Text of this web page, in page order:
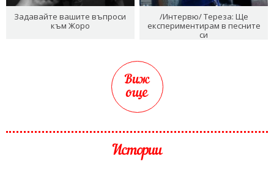
Задавайте вашите въпроси
към Жоро
/Интервю/ Тереза: Ще
експериментирам в песните
си
Виж
още
Истории